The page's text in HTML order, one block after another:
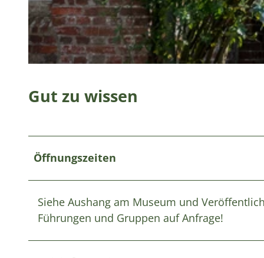
Gut zu wissen
Öffnungszeiten
Siehe Aushang am Museum und
Führungen und Gruppen auf Anfrage!